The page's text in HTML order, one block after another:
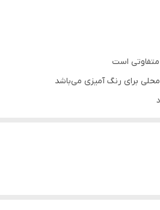
است
برای رنگ آمیزی می‌باشد